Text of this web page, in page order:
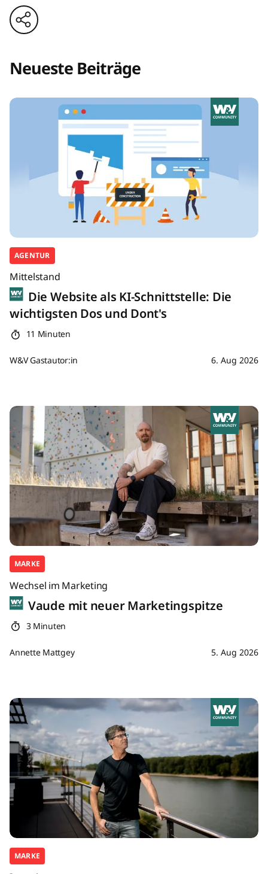
Neueste Beiträge
AGENTUR
Mittelstand
Die Website als KI-Schnittstelle: Die
wichtigsten Dos und Dont's
11 Minuten
W&V Gastautor:in 6. Aug 2026
MARKE
Wechsel im Marketing
Vaude mit neuer Marketingspitze
3 Minuten
Annette Mattgey 5. Aug 2026
MARKE